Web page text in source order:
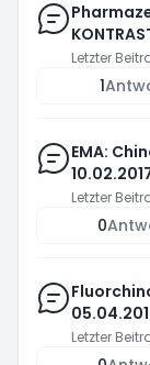
Letzter
1
EMA:
Letzter
0
Letzter